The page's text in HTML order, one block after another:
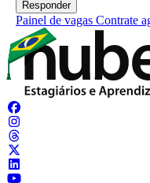
Painel de vagas Contrate